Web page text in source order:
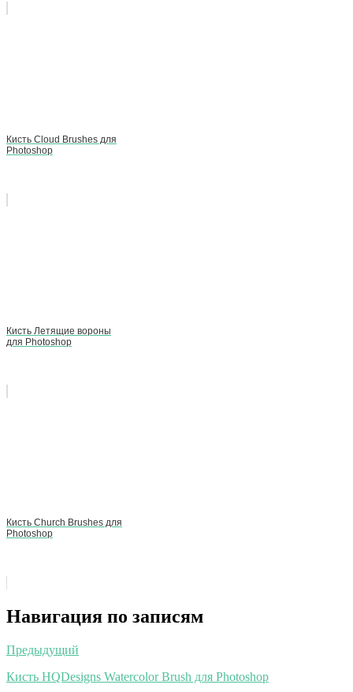
Кисть Cloud Brushes для
Photoshop
Кисть Летящие вороны
для Photoshop
Кисть Church Brushes для
Photoshop
Навигация по записям
Предыдущий
Кисть HQDesigns Watercolor Brush для Photoshop